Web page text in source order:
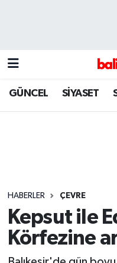
GÜNCEL SİYASET
HABERLER ÇEVRE
Kepsut ile
Körfezine